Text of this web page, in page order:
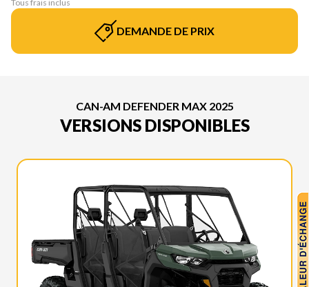
Tous frais inclus
DEMANDE DE PRIX
CAN-AM DEFENDER MAX 2025
VERSIONS DISPONIBLES